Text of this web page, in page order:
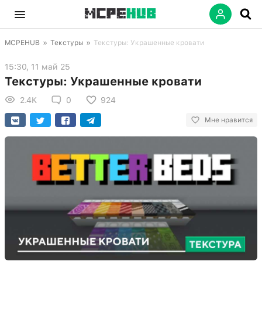
MCPEHUB » Текстуры » Текстуры: Украшенные кровати
15:30, 11 май 25
Текстуры: Украшенные кровати
2.4K 0 924
Мне нравится